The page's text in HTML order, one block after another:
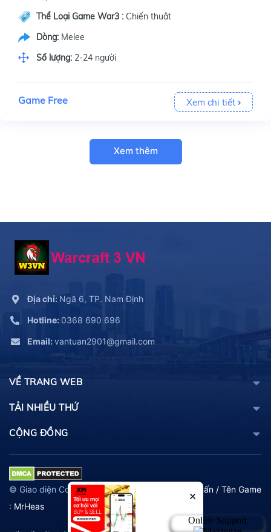
Thể Loại Game War3 : Chiến thuật
Dòng: Melee
Số lượng: 2-24 người
Game Free Xem chi tiết
Xem thêm
Địa chỉ: Ngã 6, TP. Nam Định
Hotline: 0368 690 696
Email:vantuan2901@gmail.com
VỀ TRANG WEB
TẢI NHIỀU THỨ
CỘNG ĐỒNG
© Giao diện Copy và Thiết kế lại bởi
Tên thật : Tuấn / Tên Game
: MrHeas
×